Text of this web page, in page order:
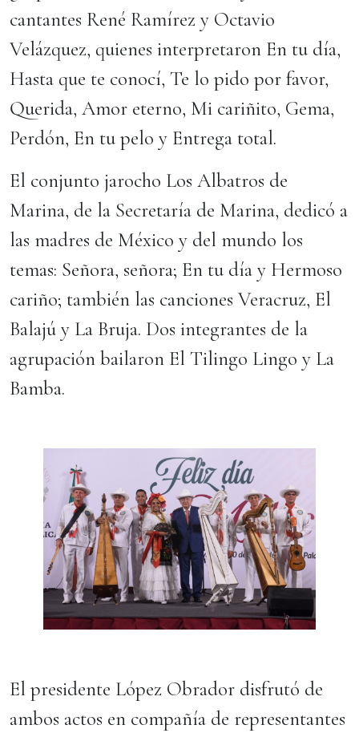
cantantes René Ramírez y Octavio
Velázquez, quienes interpretaron En tu día,
Hasta que te conocí, Te lo pido por favor,
Querida, Amor eterno, Mi cariñito, Gema,
Perdón, En tu pelo y Entrega total.
El conjunto jarocho Los Albatros de
Marina, de la Secretaría de Marina, dedicó a
las madres de México y del mundo los
temas: Señora, señora; En tu día y Hermoso
cariño; también las canciones Veracruz, El
Balajú y La Bruja. Dos integrantes de la
agrupación bailaron El Tilingo Lingo y La
Bamba.
El presidente López Obrador disfrutó de
ambos actos en compañía de representantes